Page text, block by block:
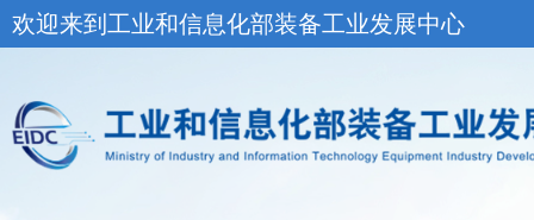
欢迎来到工业和信息化部装备工业发展中心